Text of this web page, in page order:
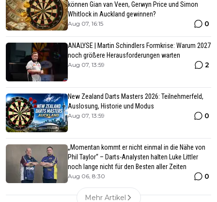
können Gian van Veen, Gerwyn Price und Simon
Whitlock in Auckland gewinnen?
Aug 07, 16:15 0
ANALYSE | Martin Schindlers Formkrise: Warum 2027
noch größere Herausforderungen warten
Aug 07, 13:59 2
New Zealand Darts Masters 2026: Teilnehmerfeld,
Auslosung, Historie und Modus
Aug 07, 13:59 0
„Momentan kommt er nicht einmal in die Nähe von
Phil Taylor“ – Darts-Analysten halten Luke Littler
noch lange nicht für den Besten aller Zeiten
Aug 06, 8:30 0
Mehr Artikel